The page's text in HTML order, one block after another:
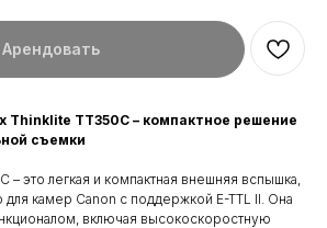
Арендовать
Thinklite TT350C – компактное решение
съемки
– это легкая и компактная внешняя вспышка,
для камер Canon с поддержкой E-TTL II. Она
включая высокоскоростную